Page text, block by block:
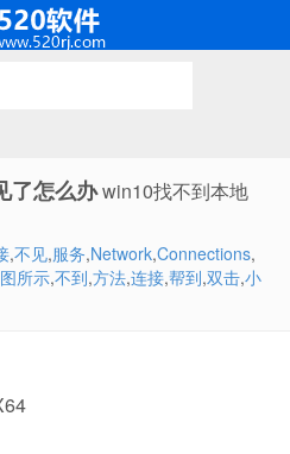
了怎么办win10找不到本地
,不见,服务,Network,Connections,
所示,不到,方法,连接,帮到,双击,小